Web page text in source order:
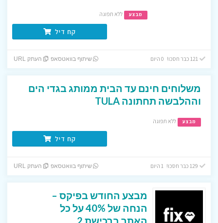
מבצע ללא תפוגה
קח דיל
שיתוף בוואטסאפ העתק URL
משלוחים חינם עד הבית ממותג בגדי הים
וההלבשה תחתונה TULA
מבצע ללא תפוגה
קח דיל
שיתוף בוואטסאפ העתק URL
מבצע החודש בפיקס –
הנחה של 40% על כל
האתר ברכישת 2